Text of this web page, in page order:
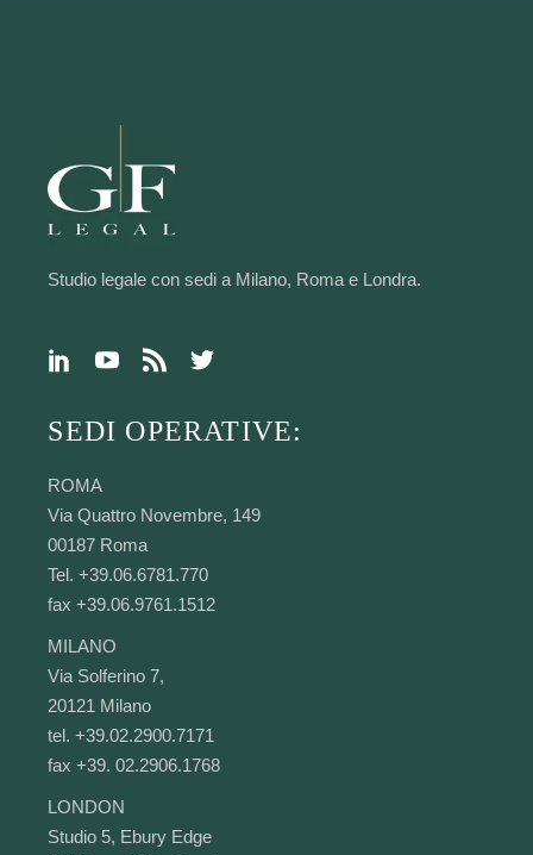
Studio legale con sedi a Milano, Roma e Londra.
SEDI OPERATIVE:
ROMA
Via Quattro Novembre, 149
00187 Roma
Tel. +39.06.6781.770
fax +39.06.9761.1512
MILANO
Via Solferino 7,
20121 Milano
tel. +39.02.2900.7171
fax +39. 02.2906.1768
LONDON
Studio 5, Ebury Edge